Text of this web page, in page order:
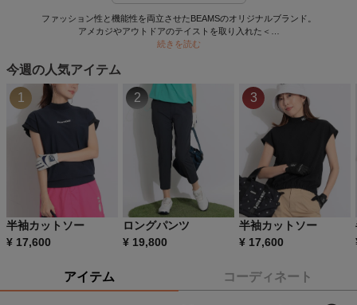
ファッション性と機能性を両立させたBEAMSのオリジナルブランド。
アメカジやアウトドアのテイストを取り入れた＜…
続きを読む
今週の人気アイテム
半袖カットソー
¥ 17,600
1
ロングパンツ
¥ 19,800
2
半袖カットソー
¥ 17,600
3
アイテム コーディネート